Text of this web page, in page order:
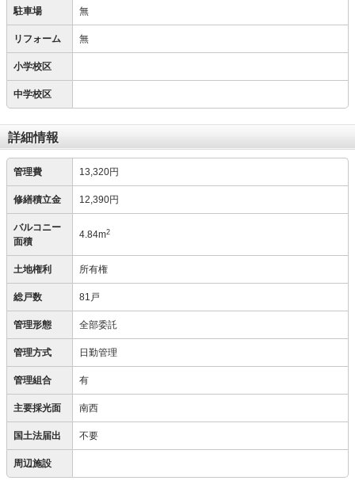
駐車場 無
リフォーム 無
小学校区
中学校区
詳細情報
管理費 13,320円
修繕積立金 12,390円
バルコニー
面積
4.84m2
土地権利 所有権
総戸数 81戸
管理形態 全部委託
管理方式 日勤管理
管理組合 有
主要採光面 南西
国土法届出 不要
周辺施設